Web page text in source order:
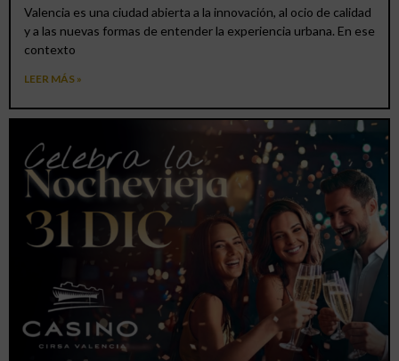
Valencia es una ciudad abierta a la innovación, al ocio de calidad
y a las nuevas formas de entender la experiencia urbana. En ese
contexto
LEER MÁS »